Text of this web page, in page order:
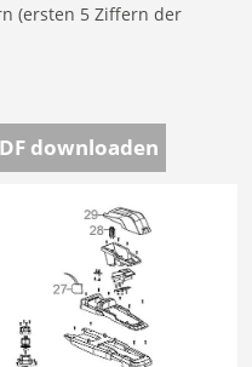
(ersten 5 Ziffern der
downloaden